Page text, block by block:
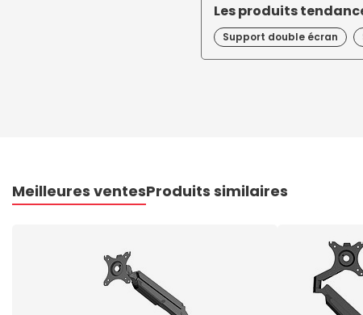
Les produits
Support double écran
Meilleures ventesProduits similaires